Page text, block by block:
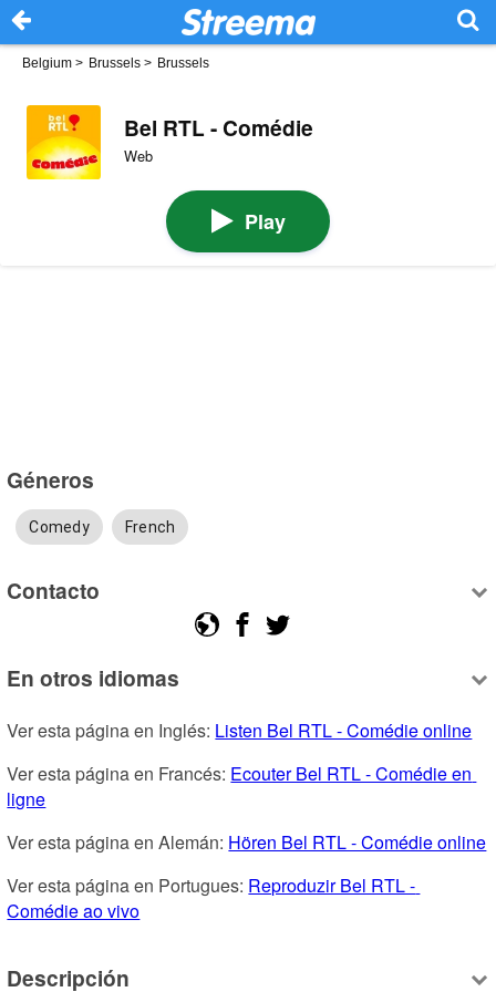
Belgium > Brussels > Brussels
Bel RTL - Comédie
Web
Play
Géneros
Comedy French
Contacto
En otros idiomas
Ver esta página en Inglés: Listen Bel RTL - Comédie online
Ver esta página en Francés: Ecouter Bel RTL - Comédie en
ligne
Ver esta página en Alemán: Hören Bel RTL - Comédie online
Ver esta página en Portugues: Reproduzir Bel RTL -
Comédie ao vivo
Descripción